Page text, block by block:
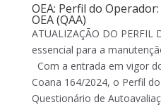
OEA: Perfil do
OEA (QAA)
ATUALIZAÇÃO DO PERFIL
essencial para a
Com a entrada em vigor
Coana 164/2024, o Perfil
Questionário de